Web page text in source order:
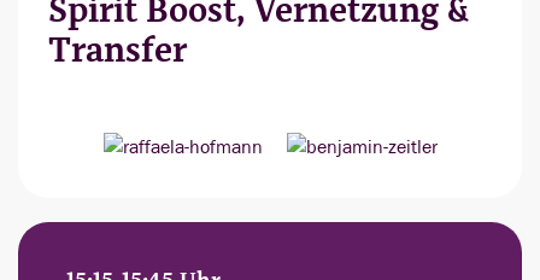
Spirit Boost, Vernetzung &
Transfer